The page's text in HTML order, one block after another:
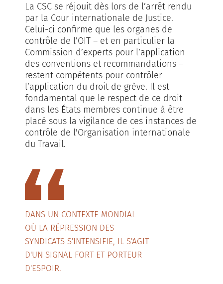
La CSC se réjouit dès lors de l’arrêt rendu
par la Cour internationale de Justice.
Celui-ci confirme que les organes de
contrôle de l’OIT – et en particulier la
Commission d’experts pour l’application
des conventions et recommandations –
restent compétents pour contrôler
l’application du droit de grève. Il est
fondamental que le respect de ce droit
dans les États membres continue à être
placé sous la vigilance de ces instances de
contrôle de l'Organisation internationale
du Travail.
DANS UN CONTEXTE MONDIAL
OÙ LA RÉPRESSION DES
SYNDICATS S'INTENSIFIE, IL S'AGIT
D'UN SIGNAL FORT ET PORTEUR
D'ESPOIR.